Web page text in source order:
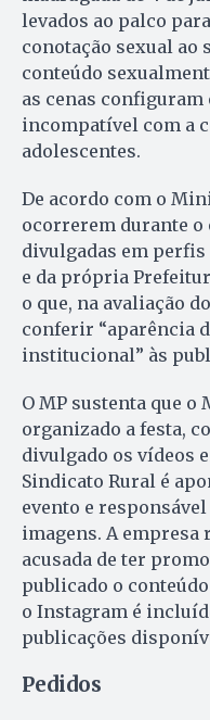
levados ao palco
conotação sexual ao
conteúdo
as cenas
incompatível com a
adolescentes.
De acordo com o
ocorrerem durante o
divulgadas em
e da própria
o que, na avaliação
conferir “aparência
institucional” às
O MP sustenta que
organizado a festa,
divulgado os vídeos
Sindicato Rural é
evento e
imagens. A empresa
acusada de ter
publicado o
o Instagram é
publicações
Pedidos